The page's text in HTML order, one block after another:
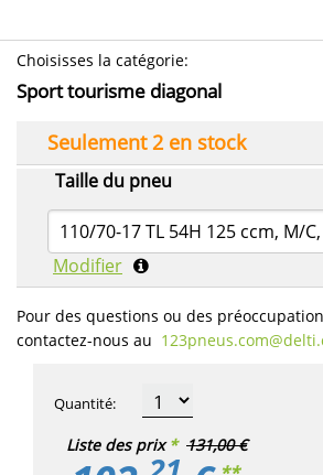
Choisisses la catégorie:
Sport tourisme diagonal
Taille du pneu
110/70-17 TL 54H 125 ccm, M/
Modifier
Seulement 2 en stock
Pour des questions ou des
contactez-nous au
Liste des prix * 131,00 €
Quantité: